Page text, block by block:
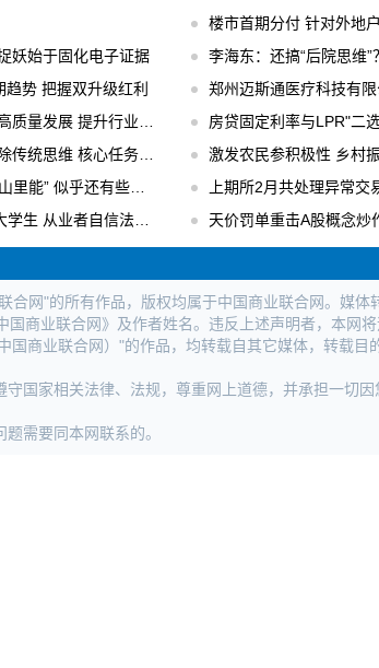
楼市首期分付 针对外地户
妖始于固化电子证据
李海东：还搞“后院思维”
势 把握双升级红利
郑州迈斯通医疗科技有
展 提升行业业务效率
房贷固定利率与LPR"二选
心任务是“三去一降一补”
激发农民参积极性 乡村
” 似乎还有些不适应
上期所2月共处理异常交易行为
者自信法规完全管不着
天价罚单重击A股概念炒
合网"的所有作品，版权均属于中国商业联合网。媒
商业联合网》及作者姓名。违反上述声明者，本网将
国商业联合网）"的作品，均转载自其它媒体，转载
守国家相关法律、法规，尊重网上道德，并承担一切
需要同本网联系的。